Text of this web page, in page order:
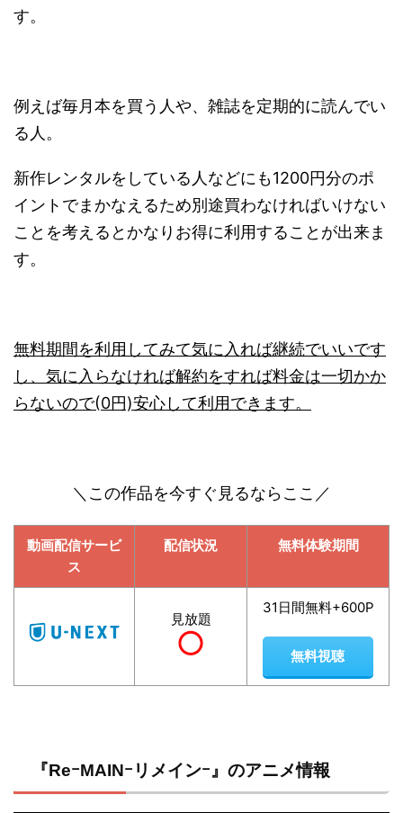
す。
例えば毎月本を買う人や、雑誌を定期的に読んでい
る人。
新作レンタルをしている人などにも1200円分のポ
イントでまかなえるため別途買わなければいけない
ことを考えるとかなりお得に利用することが出来ま
す。
無料期間を利用してみて気に入れば継続でいいです
し、気に入らなければ解約をすれば料金は一切かか
らないので(0円)安心して利用できます。
＼この作品を今すぐ見るならここ／
動画配信サービ
ス
配信状況 無料体験期間
見放題
31日間無料+600P
無料視聴
『ReｰMAINｰリメインｰ』のアニメ情報